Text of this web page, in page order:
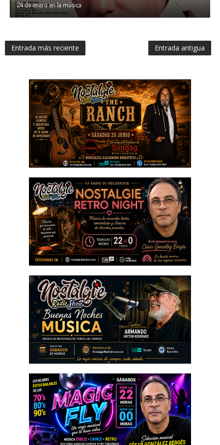
24 de enero en la música
Entrada más reciente Entrada antigua